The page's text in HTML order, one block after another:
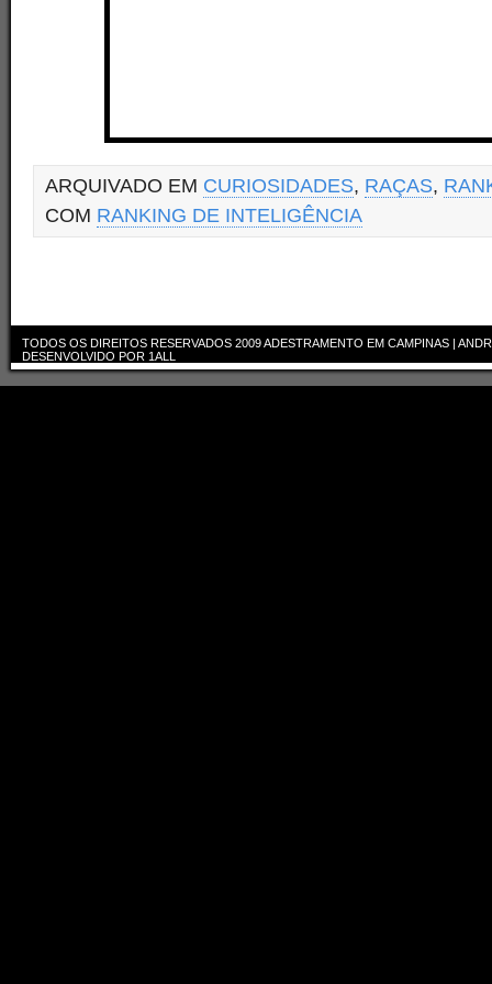
ARQUIVADO EM CURIOSIDADES, RAÇAS,
COM RANKING DE INTELIGÊNCIA
TODOS OS DIREITOS RESERVADOS 2009ADESTRAMENTO EM CAMPINAS |
DESENVOLVIDO POR 1ALL